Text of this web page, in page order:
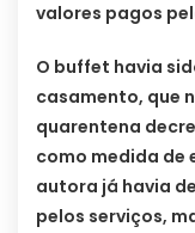
valores pagos
O buffet havia
casamento, que
quarentena
como medida de
autora já havia
pelos serviços,